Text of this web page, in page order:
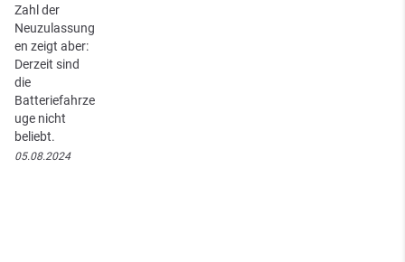
Zahl der
Neuzulassung
en zeigt aber:
Derzeit sind
die
Batteriefahrze
uge nicht
beliebt.
05.08.2024